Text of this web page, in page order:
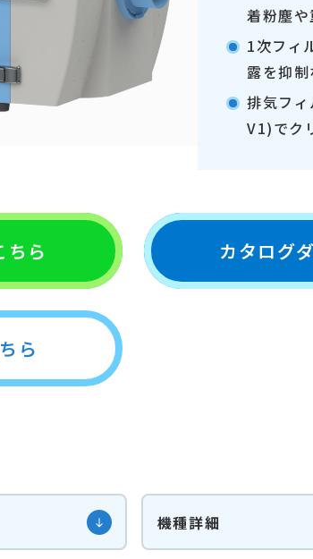
着粉塵
1次フィ
露を抑制
排気フ
V1)でク
ちら カタログ
ら
機種詳細